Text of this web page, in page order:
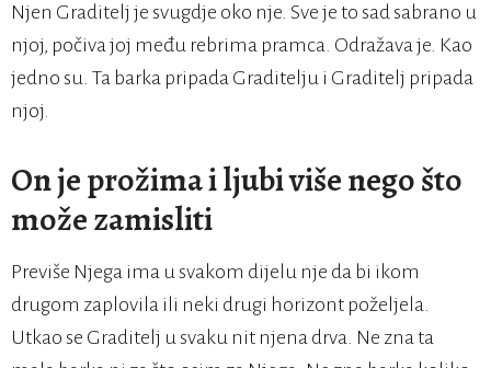
Njen Graditelj je svugdje oko nje. Sve je to sad sabrano u
njoj, počiva joj među rebrima pramca. Odražava je. Kao
jedno su. Ta barka pripada Graditelju i Graditelj pripada
njoj.
On je prožima i ljubi više nego što
može zamisliti
Previše Njega ima u svakom dijelu nje da bi ikom
drugom zaplovila ili neki drugi horizont poželjela.
Utkao se Graditelj u svaku nit njena drva. Ne zna ta